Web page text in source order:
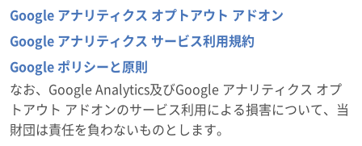
Google アナリティクス オプトアウト アドオン
Google アナリティクス サービス利用規約
Google ポリシーと原則
なお、Google Analytics及びGoogle アナリティクス オプ
トアウト アドオンのサービス利用による損害について、当
財団は責任を負わないものとします。